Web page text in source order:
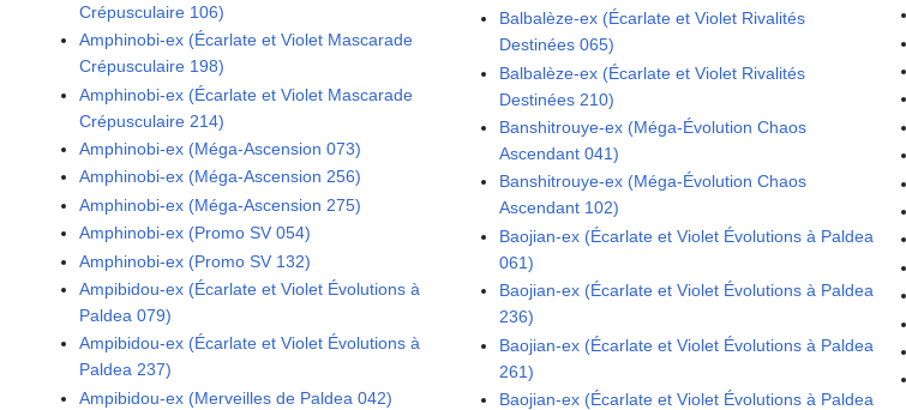
Crépusculaire 106)
Amphinobi-ex (Écarlate et Violet Mascarade
Crépusculaire 198)
Amphinobi-ex (Écarlate et Violet Mascarade
Crépusculaire 214)
Amphinobi-ex (Méga-Ascension 073)
Amphinobi-ex (Méga-Ascension 256)
Amphinobi-ex (Méga-Ascension 275)
Amphinobi-ex (Promo SV 054)
Amphinobi-ex (Promo SV 132)
Ampibidou-ex (Écarlate et Violet Évolutions à
Paldea 079)
Ampibidou-ex (Écarlate et Violet Évolutions à
Paldea 237)
Ampibidou-ex (Merveilles de Paldea 042)
Balbalèze-ex (Écarlate et Violet Rivalités
Destinées 065)
Balbalèze-ex (Écarlate et Violet Rivalités
Destinées 210)
Banshitrouye-ex (Méga-Évolution Chaos
Ascendant 041)
Banshitrouye-ex (Méga-Évolution Chaos
Ascendant 102)
Baojian-ex (Écarlate et Violet Évolutions à Paldea
061)
Baojian-ex (Écarlate et Violet Évolutions à Paldea
236)
Baojian-ex (Écarlate et Violet Évolutions à Paldea
261)
Baojian-ex (Écarlate et Violet Évolutions à Paldea